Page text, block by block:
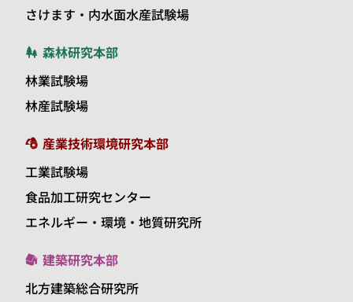
さけます・内水面水産試験場
森林研究本部
林業試験場
林産試験場
産業技術環境研究本部
工業試験場
食品加工研究センター
エネルギー・環境・地質研究所
建築研究本部
北方建築総合研究所